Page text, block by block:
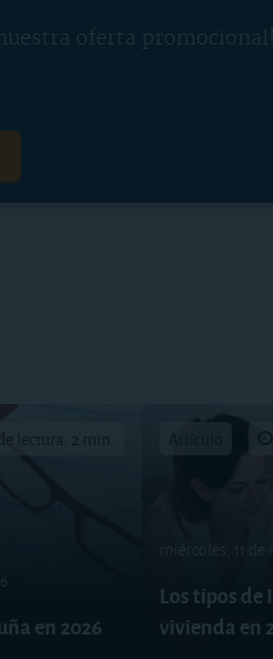
oferta promocional!
lectura: 2 min.
en 2026
miércoles, 11
Los tipos de
vivienda en